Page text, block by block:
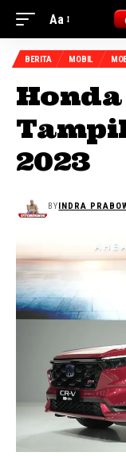
Aa
BERITA MOBIL
Honda
2023
BYINDRA